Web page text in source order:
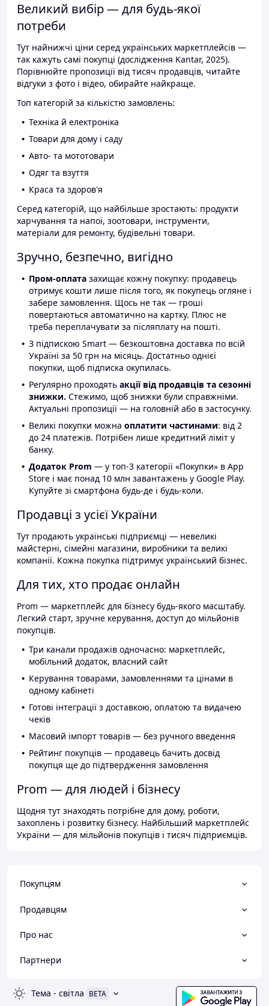
Великий вибір — для будь-якої
потреби
Тут найнижчі ціни серед українських маркетплейсів —
так кажуть самі покупці (дослідження Kantar, 2025).
Порівнюйте пропозиції від тисяч продавців, читайте
відгуки з фото і відео, обирайте найкраще.
Топ категорій за кількістю замовлень:
Техніка й електроніка
Товари для дому і саду
Авто- та мототовари
Одяг та взуття
Краса та здоров'я
Серед категорій, що найбільше зростають: продукти
харчування та напої, зоотовари, інструменти,
матеріали для ремонту, будівельні товари.
Зручно, безпечно, вигідно
Пром-оплата захищає кожну покупку: продавець
отримує кошти лише після того, як покупець огляне і
забере замовлення. Щось не так — гроші
повертаються автоматично на картку. Плюс не
треба переплачувати за післяплату на пошті.
З підпискою Smart — безкоштовна доставка по всій
Україні за 50 грн на місяць. Достатньо однієї
покупки, щоб підписка окупилась.
Регулярно проходять акції від продавців та сезонні
знижки. Стежимо, щоб знижки були справжніми.
Актуальні пропозиції — на головній або в застосунку.
Великі покупки можна оплатити частинами: від 2
до 24 платежів. Потрібен лише кредитний ліміт у
банку.
Додаток Prom — у топ-3 категорії «Покупки» в App
Store і має понад 10 млн завантажень у Google Play.
Купуйте зі смартфона будь-де і будь-коли.
Продавці з усієї України
Тут продають українські підприємці — невеликі
майстерні, сімейні магазини, виробники та великі
компанії. Кожна покупка підтримує український бізнес.
Для тих, хто продає онлайн
Prom — маркетплейс для бізнесу будь-якого масштабу.
Легкий старт, зручне керування, доступ до мільйонів
покупців.
Три канали продажів одночасно: маркетплейс,
мобільний додаток, власний сайт
Керування товарами, замовленнями та цінами в
одному кабінеті
Готові інтеграції з доставкою, оплатою та видачею
чеків
Масовий імпорт товарів — без ручного введення
Рейтинг покупців — продавець бачить досвід
покупця ще до підтвердження замовлення
Prom — для людей і бізнесу
Щодня тут знаходять потрібне для дому, роботи,
захоплень і розвитку бізнесу. Найбільший маркетплейс
України — для мільйонів покупців і тисяч підприємців.
Покупцям
Продавцям
Про нас
Партнери
Тема - світла BETA